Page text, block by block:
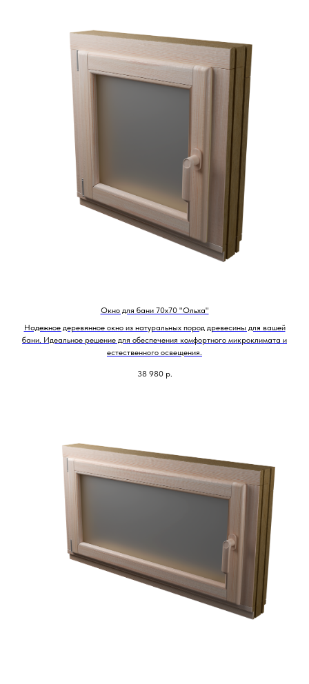
Окно для бани 70х70 "Ольха"
Надежное деревянное окно из натуральных пород древесины для вашей
бани. Идеальное решение для обеспечения комфортного микроклимата и
естественного освещения.
38 980 р.